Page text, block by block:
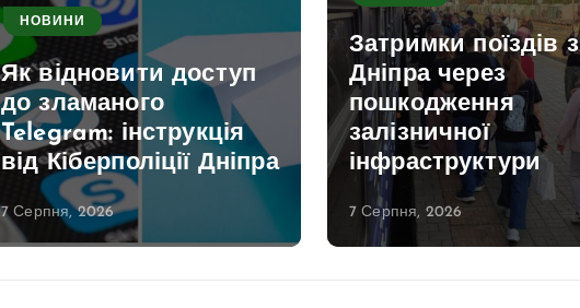
НОВИНИ
Як відновити доступ
до зламаного
Telegram: інструкція
від Кіберполіції Дніпра
7 Серпня, 2026
Затримки поїздів з
Дніпра через
пошкодження
залізничної
інфраструктури
7 Серпня, 2026